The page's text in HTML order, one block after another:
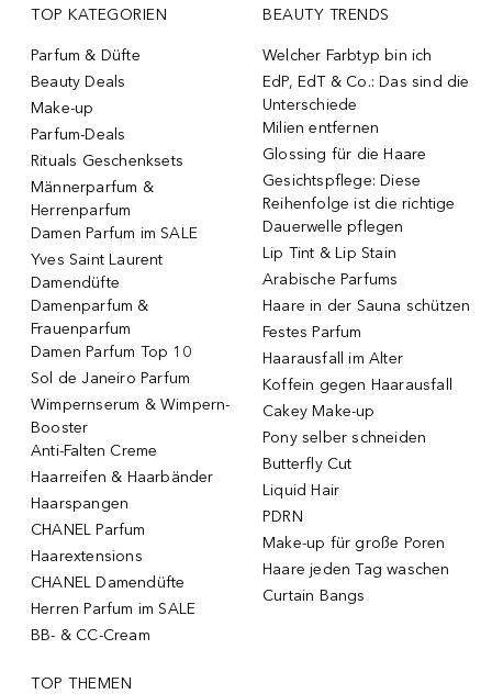
TOP KATEGORIEN
Parfum & Düfte
Beauty Deals
Make-up
Parfum-Deals
Rituals Geschenksets
Männerparfum &
Herrenparfum
Damen Parfum im SALE
Yves Saint Laurent
Damendüfte
Damenparfum &
Frauenparfum
Damen Parfum Top 10
Sol de Janeiro Parfum
Wimpernserum & Wimpern-
Booster
Anti-Falten Creme
Haarreifen & Haarbänder
Haarspangen
CHANEL Parfum
Haarextensions
CHANEL Damendüfte
Herren Parfum im SALE
BB- & CC-Cream
BEAUTY TRENDS
Welcher Farbtyp bin ich
EdP, EdT & Co.: Das sind die
Unterschiede
Milien entfernen
Glossing für die Haare
Gesichtspflege: Diese
Reihenfolge ist die richtige
Dauerwelle pflegen
Lip Tint & Lip Stain
Arabische Parfums
Haare in der Sauna schützen
Festes Parfum
Haarausfall im Alter
Koffein gegen Haarausfall
Cakey Make-up
Pony selber schneiden
Butterfly Cut
Liquid Hair
PDRN
Make-up für große Poren
Haare jeden Tag waschen
Curtain Bangs
TOP THEMEN